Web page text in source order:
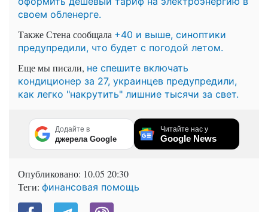
своем обленерге.
Также Стена сообщала +40 и выше, синоптики
предупредили, что будет с погодой летом.
Еще мы писали, не спешите включать
кондиционер за 27, украинцев предупредили,
как легко "накрутить" лишние тысячи за свет.
Додайте в
джерела Google
Читайте нас у
Google News
Опубликовано: 10.05 20:30
Теги: финансовая помощь